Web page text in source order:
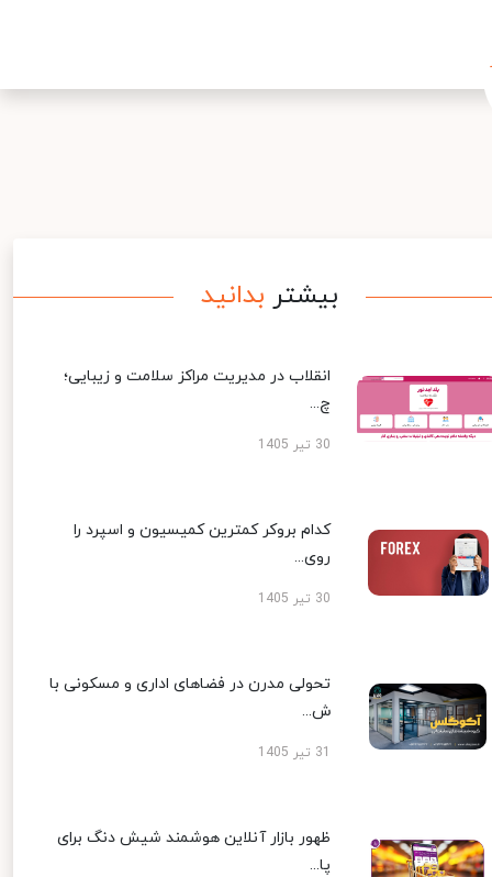
بیشتر بدانید
انقلاب در مدیریت مراکز سلامت و زیبایی؛
چ...
30 تیر 1405
کدام بروکر کمترین کمیسیون و اسپرد را
روی...
30 تیر 1405
تحولی مدرن در فضاهای اداری و مسکونی با
ش...
ظهور بازار آنلاین هوشمند شیش دنگ برای
پا...